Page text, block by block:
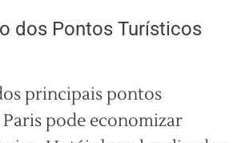
dos Pontos Turísticos
principais pontos
pode economizar